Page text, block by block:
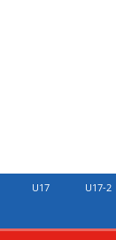
U17 U17-2